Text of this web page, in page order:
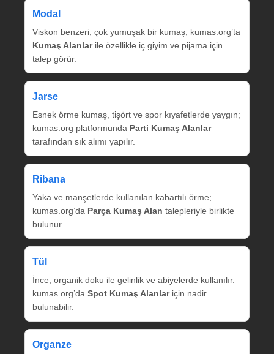
Modal
Viskon benzeri, çok yumuşak bir kumaş; kumas.org’ta
Kumaş Alanlarile özellikle iç giyim ve pijama için
talep görür.
Jarse
Esnek örme kumaş, tişört ve spor kıyafetlerde yaygın;
kumas.org platformunda Parti Kumaş Alanlar
tarafından sık alımı yapılır.
Ribana
Yaka ve manşetlerde kullanılan kabartılı örme;
kumas.org’da Parça Kumaş Alan talepleriyle birlikte
bulunur.
Tül
İnce, organik doku ile gelinlik ve abiyelerde kullanılır.
kumas.org’da Spot Kumaş Alanlariçin nadir
bulunabilir.
Organze